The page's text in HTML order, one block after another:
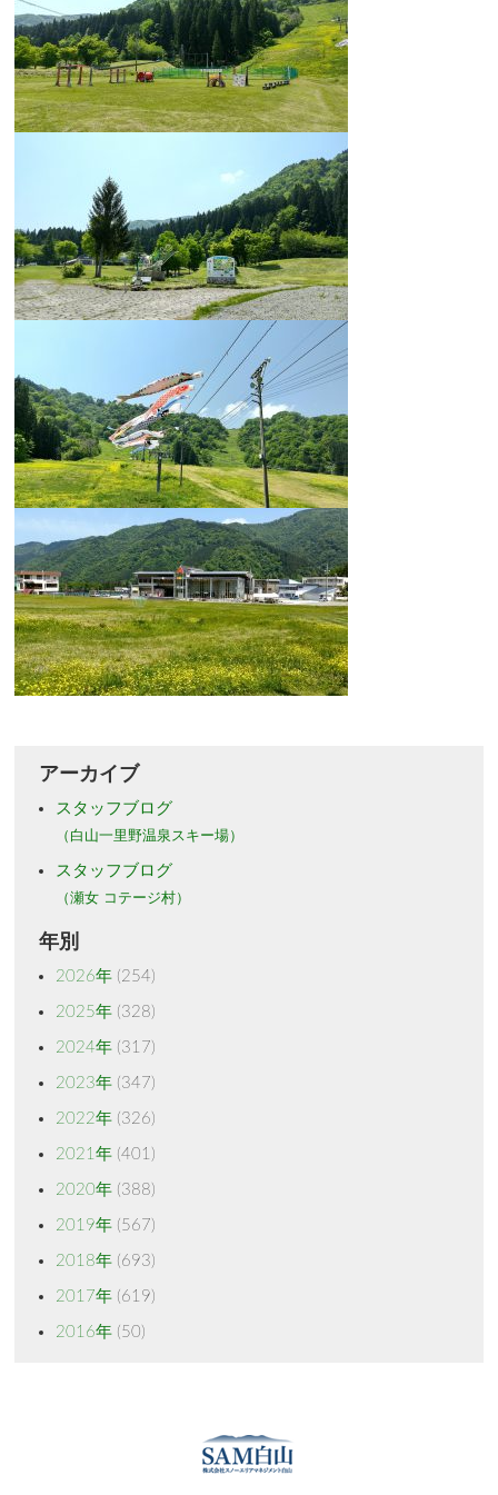
アーカイブ
スタッフブログ
（白山一里野温泉スキー場）
スタッフブログ
（瀬女 コテージ村）
年別
2026年(254)
2025年(328)
2024年(317)
2023年(347)
2022年(326)
2021年(401)
2020年(388)
2019年(567)
2018年(693)
2017年(619)
2016年(50)